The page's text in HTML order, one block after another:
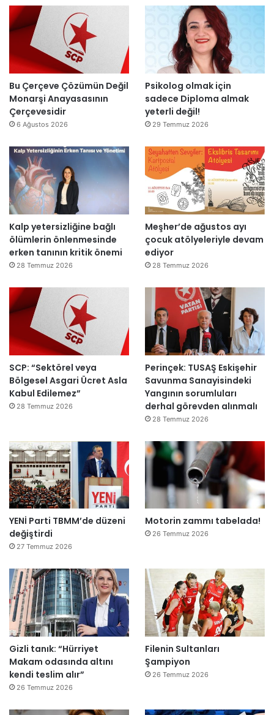
a
r
ı
k
a
l
m
a
y
c
a
k
Bu Çerçeve Çözümün Değil
Monarşi Anayasasının
Çerçevesidir
6 Ağustos 2026
Psikolog olmak için
sadece Diploma almak
yeterli değil!
29 Temmuz 2026
Kalp yetersizliğine bağlı
ölümlerin önlenmesinde
erken tanının kritik önemi
28 Temmuz 2026
Meşher’de ağustos ayı
çocuk atölyeleriyle devam
ediyor
28 Temmuz 2026
SCP: “Sektörel veya
Bölgesel Asgari Ücret Asla
Kabul Edilemez”
28 Temmuz 2026
Perinçek: TUSAŞ Eskişehir
Savunma Sanayisindeki
Yangının sorumluları
derhal görevden alınmalı
28 Temmuz 2026
YENİ Parti TBMM’de düzeni
değiştirdi
27 Temmuz 2026
Motorin zammı tabelada!
26 Temmuz 2026
Gizli tanık: “Hürriyet
Makam odasında altını
kendi teslim alır”
26 Temmuz 2026
Filenin Sultanları
Şampiyon
26 Temmuz 2026